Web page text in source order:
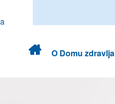
Dom
zdravlja
O Domu zdravlja